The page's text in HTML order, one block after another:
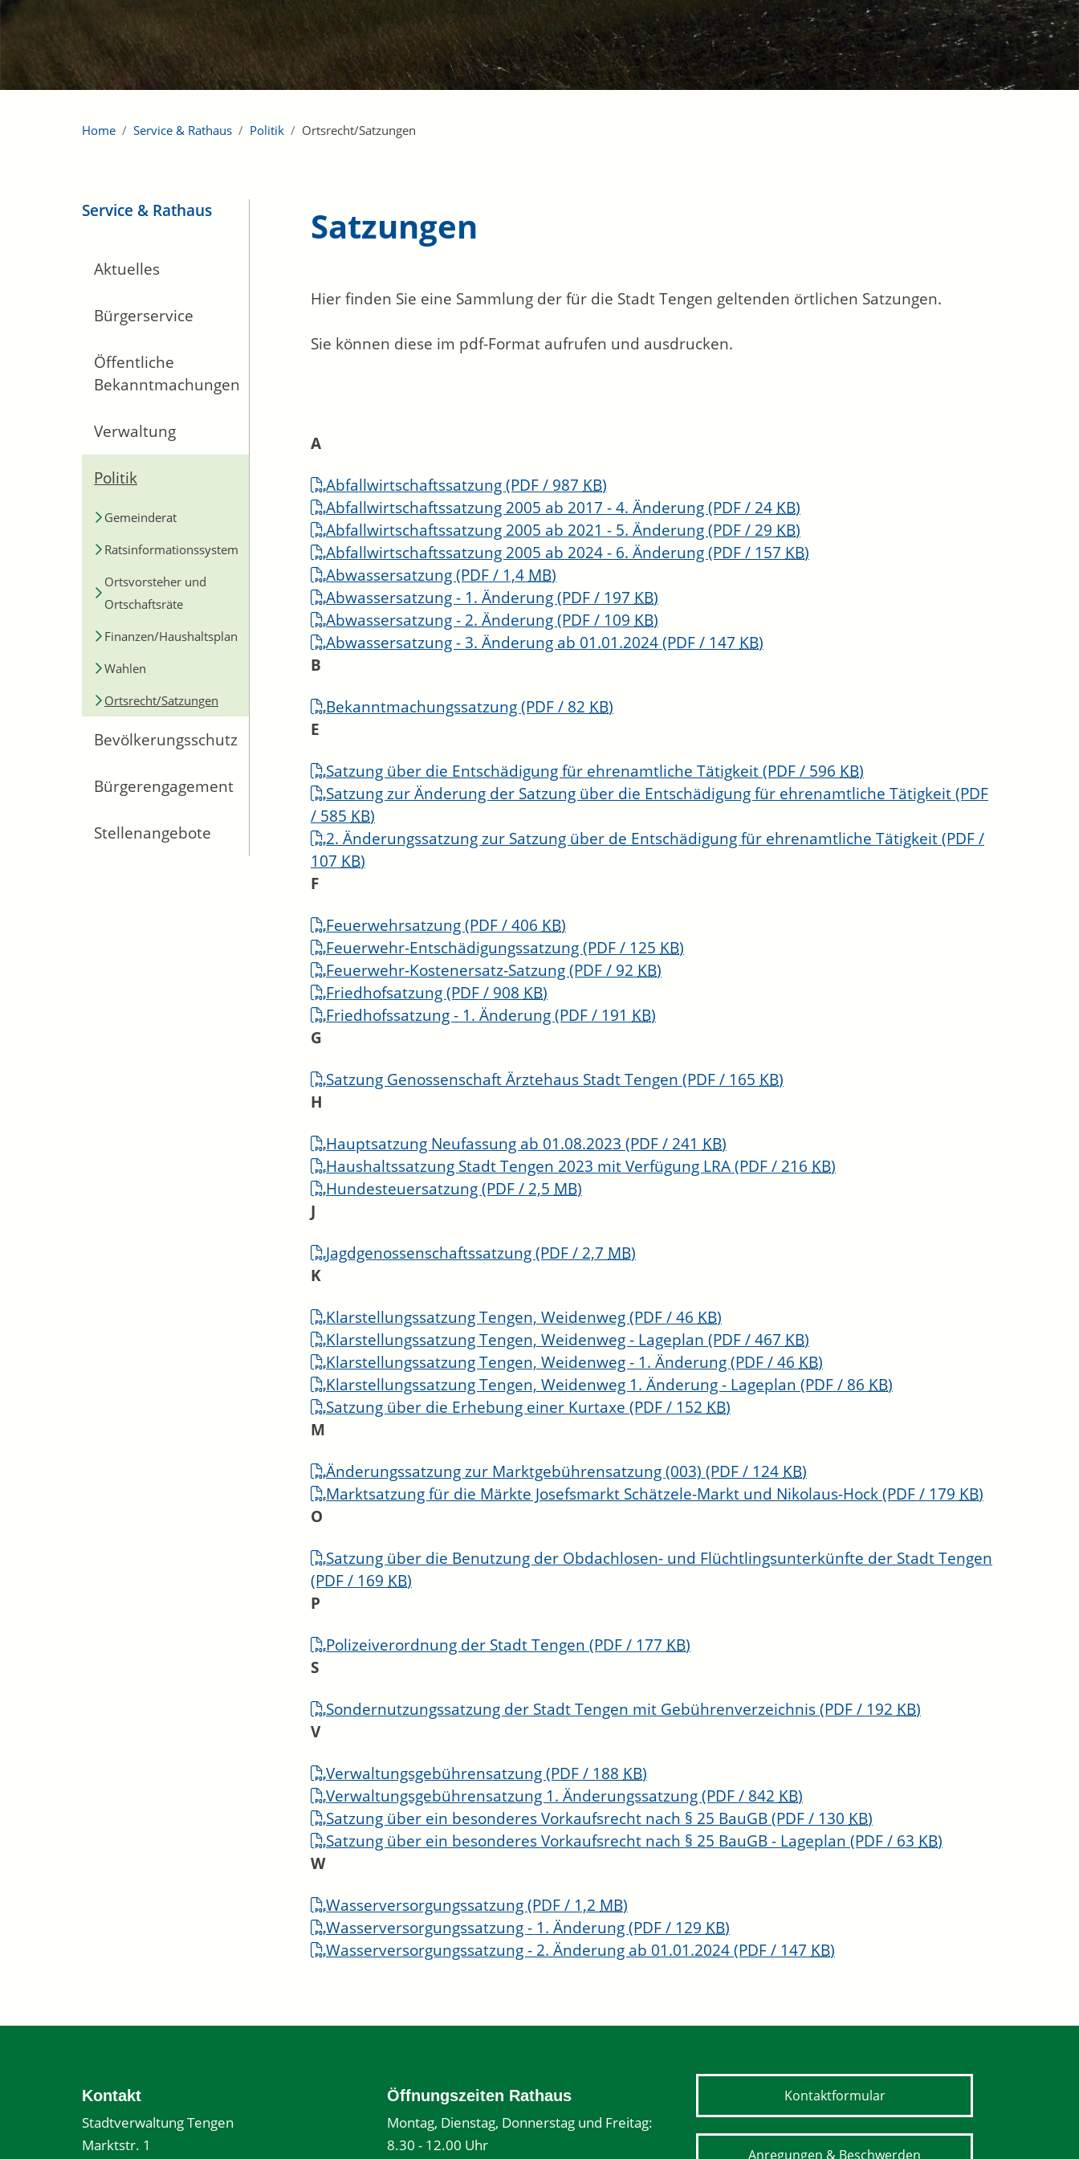
Home Service & Rathaus Politik Ortsrecht/Satzungen
Service & Rathaus
Aktuelles
Bürgerservice
Öffentliche
Bekanntmachungen
Verwaltung
Politik
Gemeinderat
Ratsinformationssystem
Ortsvorsteher und
Ortschaftsräte
Finanzen/Haushaltsplan
Wahlen
Ortsrecht/Satzungen
Bevölkerungsschutz
Bürgerengagement
Stellenangebote
Satzungen
Hier finden Sie eine Sammlung der für die Stadt Tengen geltenden örtlichen Satzungen.
Sie können diese im pdf-Format aufrufen und ausdrucken.
A
Abfallwirtschaftssatzung(PDF / 987 KB)
Abfallwirtschaftssatzung 2005 ab 2017 - 4. Änderung(PDF / 24 KB)
Abfallwirtschaftssatzung 2005 ab 2021 - 5. Änderung(PDF / 29 KB)
Abfallwirtschaftssatzung 2005 ab 2024 - 6. Änderung(PDF / 157 KB)
Abwassersatzung(PDF / 1,4 MB)
Abwassersatzung - 1. Änderung(PDF / 197 KB)
Abwassersatzung - 2. Änderung(PDF / 109 KB)
Abwassersatzung - 3. Änderung ab 01.01.2024(PDF / 147 KB)
B
Bekanntmachungssatzung(PDF / 82 KB)
E
Satzung über die Entschädigung für ehrenamtliche Tätigkeit(PDF / 596 KB)
Satzung zur Änderung der Satzung über die Entschädigung für ehrenamtliche Tätigkeit(PDF
/ 585 KB)
2. Änderungssatzung zur Satzung über de Entschädigung für ehrenamtliche Tätigkeit(PDF /
107 KB)
F
Feuerwehrsatzung(PDF / 406 KB)
Feuerwehr-Entschädigungssatzung(PDF / 125 KB)
Feuerwehr-Kostenersatz-Satzung(PDF / 92 KB)
Friedhofsatzung(PDF / 908 KB)
Friedhofssatzung - 1. Änderung(PDF / 191 KB)
G
Satzung Genossenschaft Ärztehaus Stadt Tengen (PDF / 165 KB)
H
Hauptsatzung Neufassung ab 01.08.2023 (PDF / 241 KB)
Haushaltssatzung Stadt Tengen 2023 mit Verfügung LRA(PDF / 216 KB)
Hundesteuersatzung(PDF / 2,5 MB)
J
Jagdgenossenschaftssatzung(PDF / 2,7 MB)
K
Klarstellungssatzung Tengen, Weidenweg(PDF / 46 KB)
Klarstellungssatzung Tengen, Weidenweg - Lageplan (PDF / 467 KB)
Klarstellungssatzung Tengen, Weidenweg - 1. Änderung(PDF / 46 KB)
Klarstellungssatzung Tengen, Weidenweg 1. Änderung - Lageplan (PDF / 86 KB)
Satzung über die Erhebung einer Kurtaxe (PDF / 152 KB)
M
Änderungssatzung zur Marktgebührensatzung (003) (PDF / 124 KB)
Marktsatzung für die Märkte Josefsmarkt Schätzele-Markt und Nikolaus-Hock(PDF / 179 KB)
O
Satzung über die Benutzung der Obdachlosen- und Flüchtlingsunterkünfte der Stadt Tengen
(PDF / 169 KB)
P
Polizeiverordnung der Stadt Tengen (PDF / 177 KB)
S
Sondernutzungssatzung der Stadt Tengen mit Gebührenverzeichnis(PDF / 192 KB)
V
Verwaltungsgebührensatzung(PDF / 188 KB)
Verwaltungsgebührensatzung 1. Änderungssatzung(PDF / 842 KB)
Satzung über ein besonderes Vorkaufsrecht nach § 25 BauGB(PDF / 130 KB)
Satzung über ein besonderes Vorkaufsrecht nach § 25 BauGB - Lageplan (PDF / 63 KB)
W
Wasserversorgungssatzung(PDF / 1,2 MB)
Wasserversorgungssatzung - 1. Änderung(PDF / 129 KB)
Wasserversorgungssatzung - 2. Änderung ab 01.01.2024(PDF / 147 KB)
Kontakt
Stadtverwaltung Tengen
Marktstr. 1
Öffnungszeiten Rathaus
Montag, Dienstag, Donnerstag und Freitag:
8.30 - 12.00 Uhr
Kontaktformular
Anregungen & Beschwerden